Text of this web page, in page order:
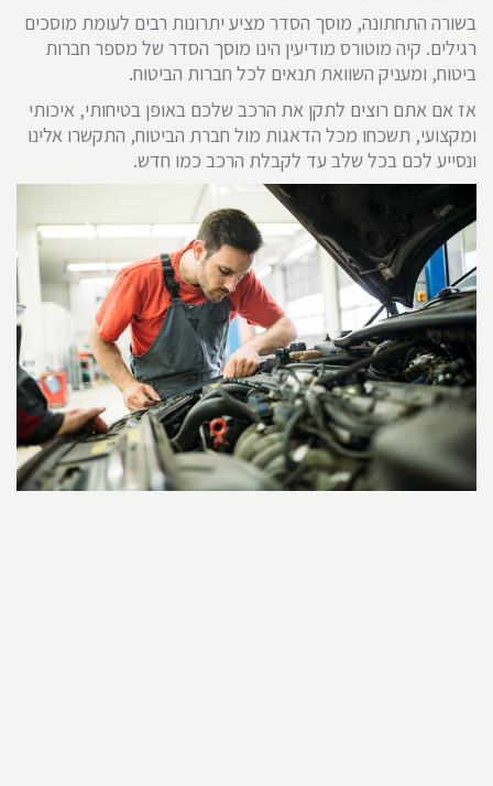
בשורה התחתונה, מוסך הסדר מציע יתרונות רבים לעומת מוסכים
רגילים. קיה מוטורס מודיעין הינו מוסך הסדר של מספר חברות
ביטוח, ומעניק השוואת תנאים לכל חברות הביטוח.
אז אם אתם רוצים לתקן את הרכב שלכם באופן בטיחותי, איכותי
ומקצועי, תשכחו מכל הדאגות מול חברת הביטוח, התקשרו אלינו
ונסייע לכם בכל שלב עד לקבלת הרכב כמו חדש.